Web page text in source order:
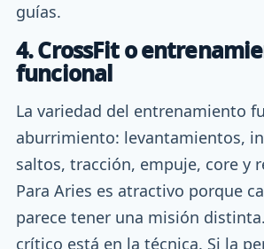
guías.
4. CrossFit o
funcional
La variedad del entrenamiento
aburrimiento: levantamientos,
saltos, tracción, empuje, core y
Para Aries es atractivo porque
parece tener una misión
crítico está en la técnica. Si la